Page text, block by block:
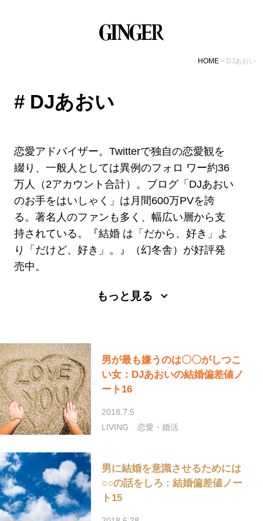
HOME DJあおい
# DJあおい
恋愛アドバイザー。Twitterで独自の恋愛観を
綴り、一般人としては異例のフォロ ワー約36
万人（2アカウント合計）。ブログ「DJあおい
のお手をはいしゃく」は月間600万PVを誇
る。著名人のファンも多く、幅広い層から支
持されている。『結婚 は「だから、好き」よ
り「だけど、好き」。』（幻冬舎）が好評発
売中。
もっと見る
男が最も嫌うのは〇〇がしつこ
い女：DJあおいの結婚偏差値ノ
ート16
2018.7.5
LIVING
恋愛・婚活
男に結婚を意識させるためには
○○の話をしろ : 結婚偏差値ノー
ト15